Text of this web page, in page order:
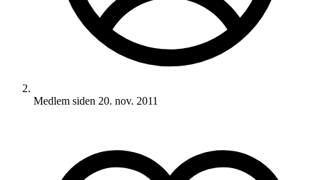
Medlem siden 20. nov. 2011